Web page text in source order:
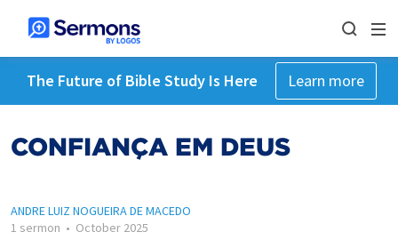
The Future of Bible Study Is Here Learn more
CONFIANÇA EM DEUS
ANDRE LUIZ NOGUEIRA DE MACEDO
1 sermon • October 2025